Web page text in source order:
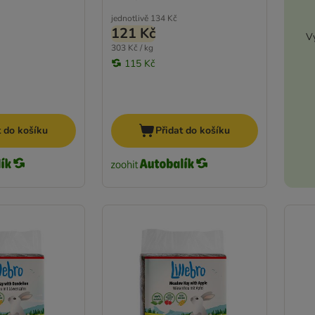
do košíku
jednotlivě 134 Kč
121 Kč
303 Kč / kg
115 Kč
Přidat do košíku